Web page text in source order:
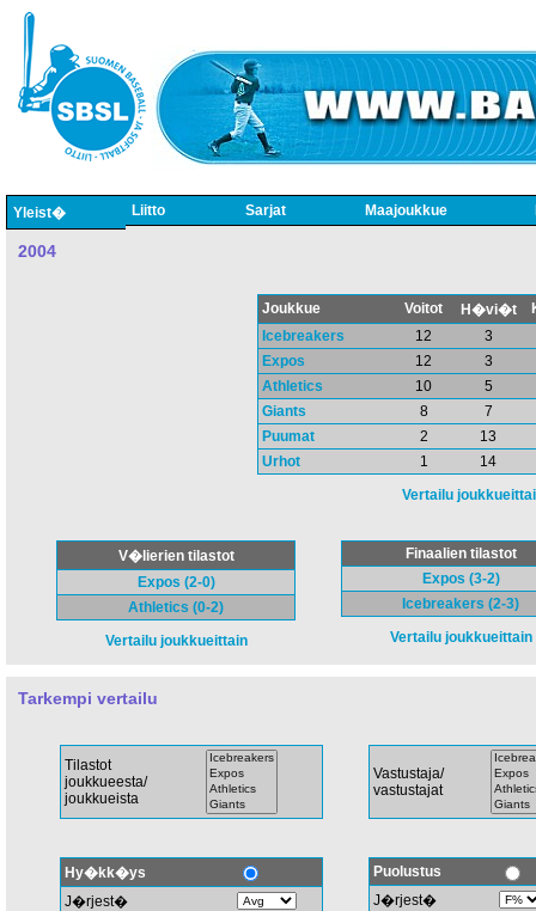
Yleist� Liitto Sarjat Maajoukkue
2004
Joukkue Voitot H�vi�t
Icebreakers
12
3
Expos
12
3
Athletics
10
5
Giants
8
7
Puumat
2
13
Urhot
1
14
Vertailu
V�lierien tilastot
Expos (2-0)
Athletics (0-2)
Vertailu joukkueittain
Finaalien tilastot
Expos (3-2)
Icebreakers (2-3)
Vertailu joukkueittain
Tarkempi vertailu
Tilastot
joukkueesta/
joukkueista
Vastustaja/
vastustajat
Hy�kk�ys
J�rjest�
Puolustus
J�rjest�